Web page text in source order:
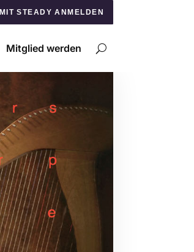
MIT STEADY ANMELDEN
Mitglied werden